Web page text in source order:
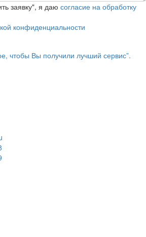
заявку", я даю согласие на обработку
конфиденциальности
чтобы Вы получили лучший сервис”.